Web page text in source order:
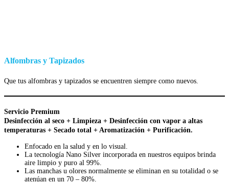
Alfombras y Tapizados
Que tus alfombras y tapizados se encuentren siempre como nuevos.
Servicio Premium
Desinfección al seco + Limpieza + Desinfección con vapor a altas
temperaturas + Secado total + Aromatización + Purificación.
Enfocado en la salud y en lo visual.
La tecnología Nano Silver incorporada en nuestros equipos brinda
aire limpio y puro al 99%.
Las manchas u olores normalmente se eliminan en su totalidad o se
atenúan en un 70 – 80%.